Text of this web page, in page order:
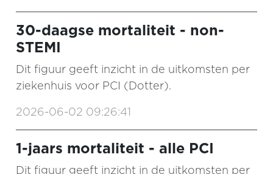
30-daagse mortaliteit - non-
STEMI
Dit figuur geeft inzicht in de uitkomsten per
ziekenhuis voor PCI (Dotter).
2026-06-02 09:26:41
1-jaars mortaliteit - alle PCI
Dit figuur geeft inzicht in de uitkomsten per